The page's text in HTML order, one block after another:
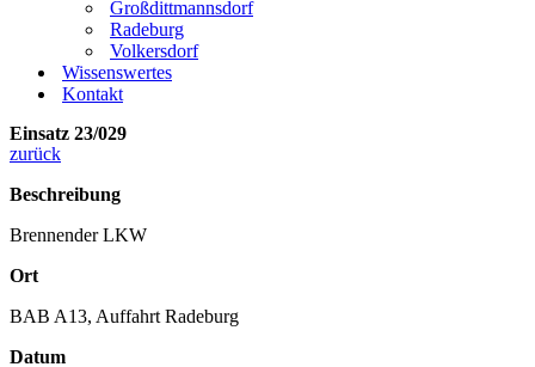
Großdittmannsdorf
Radeburg
Volkersdorf
Wissenswertes
Kontakt
Einsatz 23/029
zurück
Beschreibung
Brennender LKW
Ort
BAB A13, Auffahrt Radeburg
Datum